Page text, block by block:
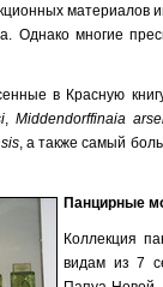
материалов
многие
в Красную
,Middendorffinaia
, а также самый
Панцирные
Коллекция
видам из 7